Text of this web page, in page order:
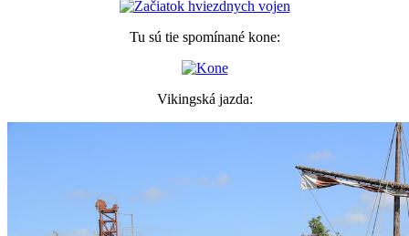
Tu sú tie spomínané kone:
Vikingská jazda: